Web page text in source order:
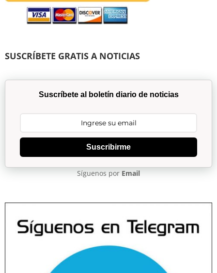
SUSCRÍBETE GRATIS A NOTICIAS
Suscríbete al boletín diario de noticias
Suscribirme
Síguenos por Email